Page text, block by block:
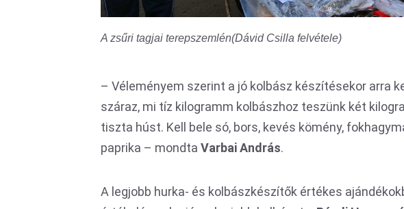
A zsűri tagjai terepszemlén(Dávid Csilla felvétele)
– Véleményem szerint a jó kolbász készítésekor arra
száraz, mi tíz kilogramm kolbászhoz teszünk két
tiszta húst. Kell bele só, bors, kevés kömény,
paprika – mondta Varbai András.
A legjobb hurka- és kolbászkészítők értékes